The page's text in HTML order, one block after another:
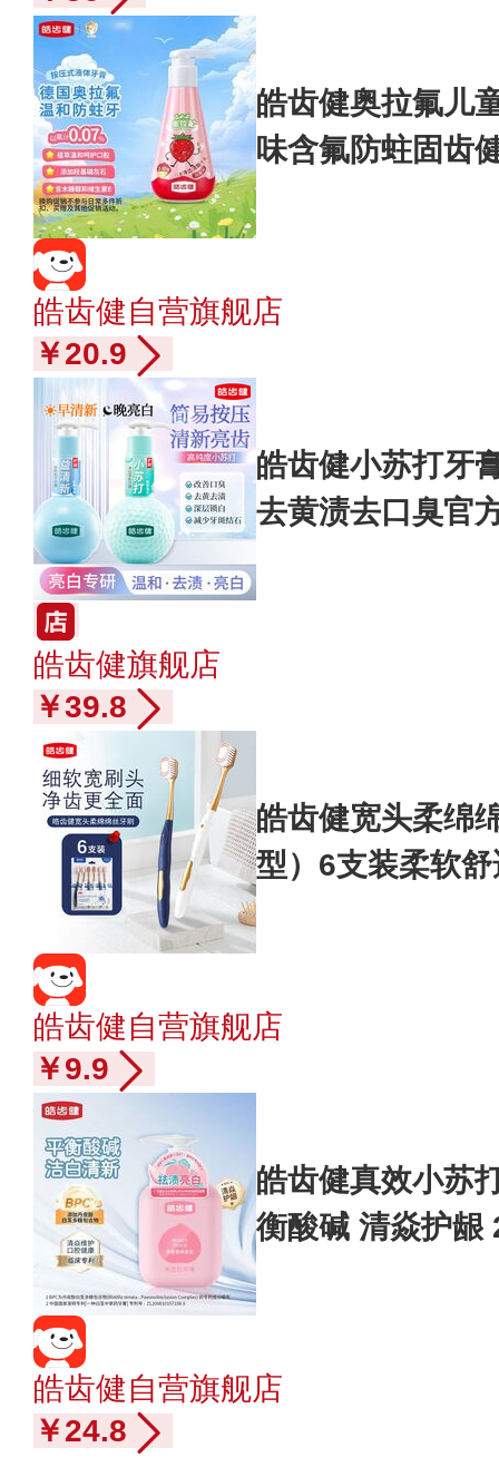
皓齿健奥拉氟儿
味含氟防蛀固齿
皓齿健自营旗舰店
￥20.9
皓齿健小苏打牙
去黄渍去口臭官
皓齿健旗舰店
￥39.8
皓齿健宽头柔绵
型）6支装柔软
皓齿健自营旗舰店
￥9.9
皓齿健真效小苏
衡酸碱 清焱护龈
皓齿健自营旗舰店
￥24.8